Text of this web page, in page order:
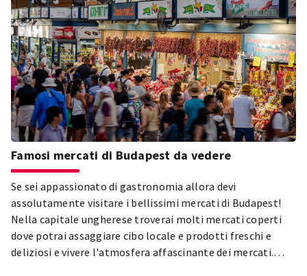
Famosi mercati di Budapest da vedere
Se sei appassionato di gastronomia allora devi
assolutamente visitare i bellissimi mercati di Budapest!
Nella capitale ungherese troverai molti mercati coperti
dove potrai assaggiare cibo locale e prodotti freschi e
deliziosi e vivere l'atmosfera affascinante dei mercati.